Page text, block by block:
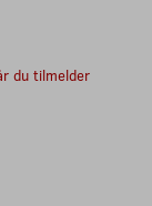
du tilmelder